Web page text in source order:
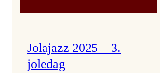
Jolajazz 2025 – 3.
joledag